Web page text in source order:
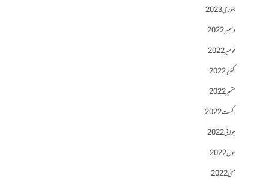
جنوری 2023
دسمبر 2022
نومبر 2022
اکتوبر 2022
ستمبر 2022
اگست 2022
جولائی 2022
جون 2022
مئی 2022